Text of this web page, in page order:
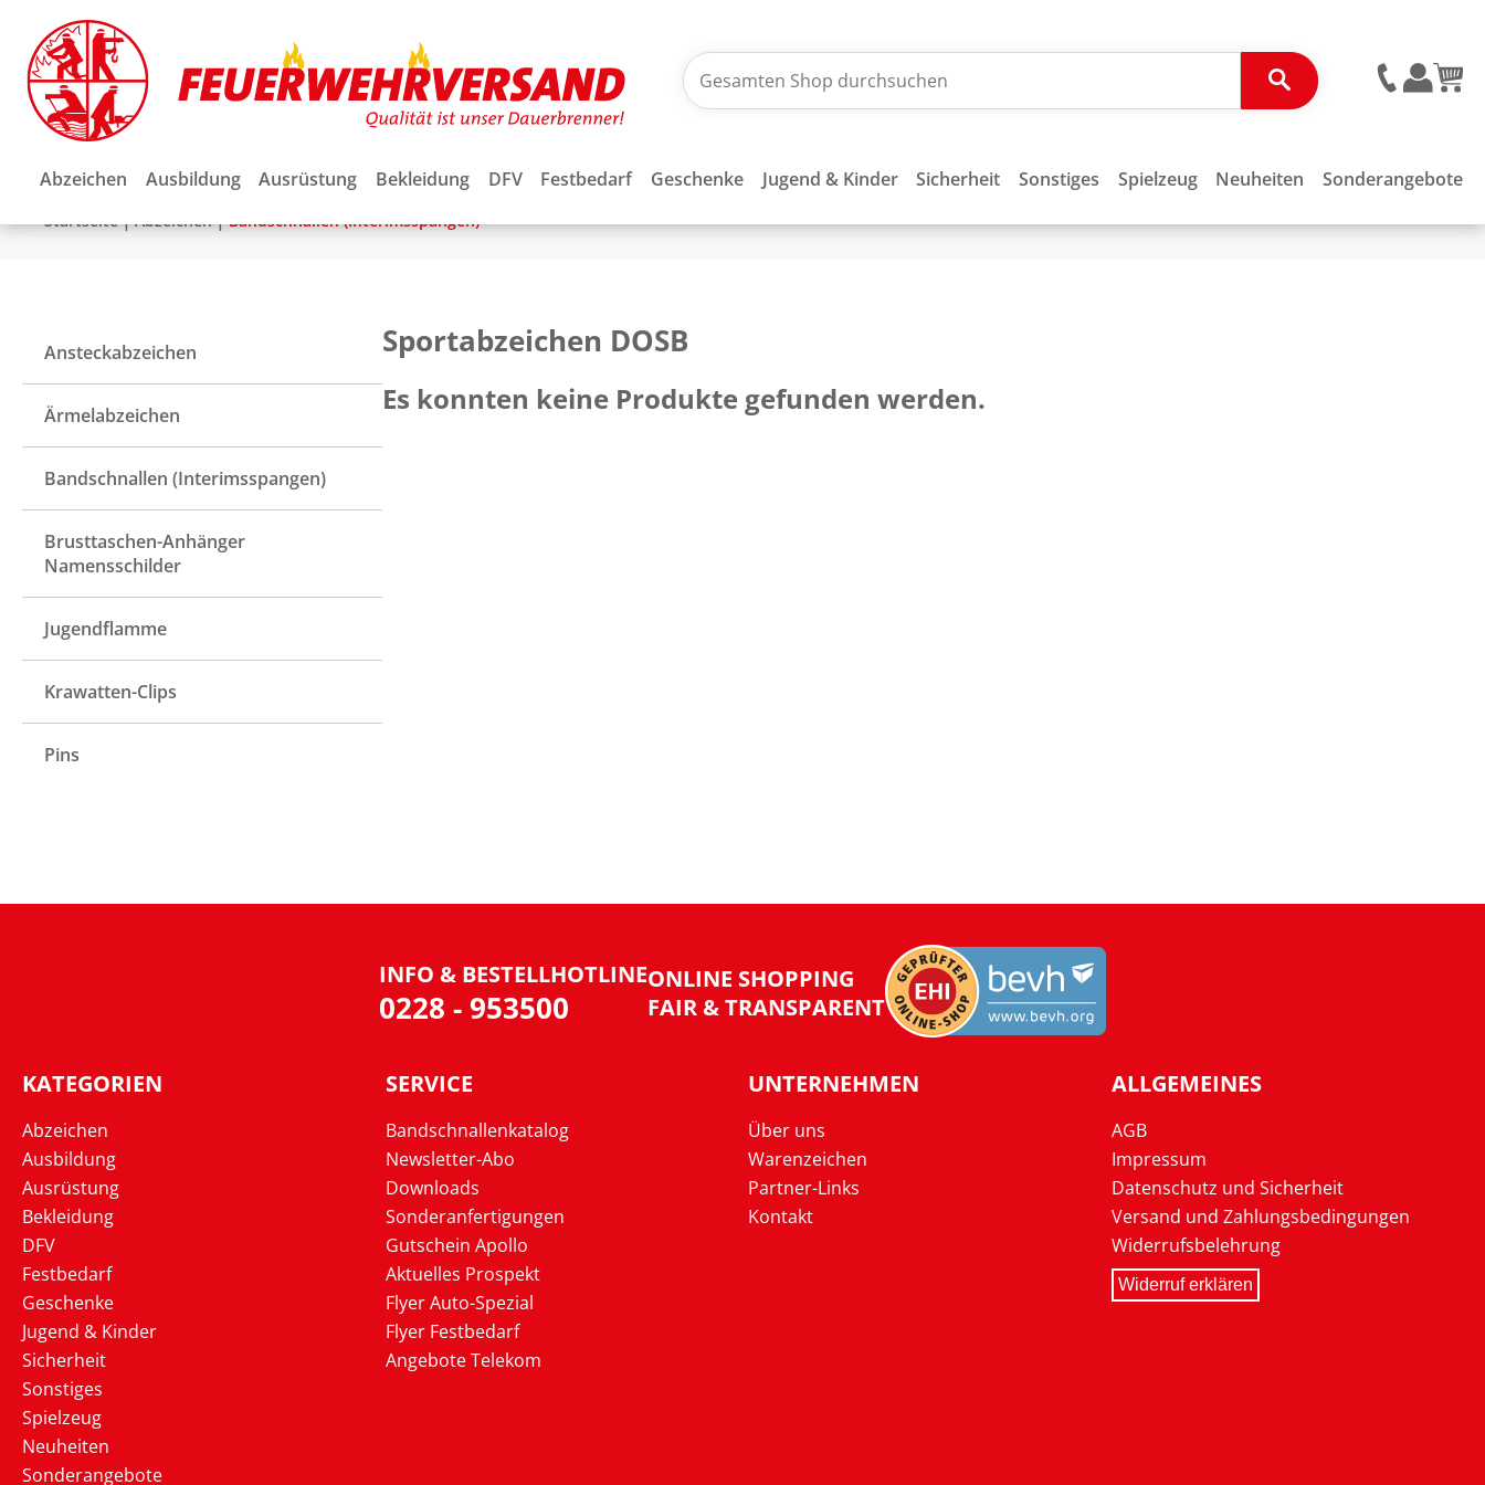
Abzeichen Ausbildung Ausrüstung Bekleidung DFV Festbedarf Geschenke Jugend & Kinder Sicherheit Sonstiges Spielzeug Neuheiten Sonderangebote
Startseite|Abzeichen|Bandschnallen (Interimsspangen)
Ansteckabzeichen
Ärmelabzeichen
Bandschnallen (Interimsspangen)
Brusttaschen-Anhänger
Namensschilder
Jugendflamme
Krawatten-Clips
Pins
Sportabzeichen DOSB
Es konnten keine Produkte gefunden werden.
INFO & BESTELLHOTLINE
0228 - 953500
ONLINE SHOPPING
FAIR & TRANSPARENT
KATEGORIEN
Abzeichen
Ausbildung
Ausrüstung
Bekleidung
DFV
Festbedarf
Geschenke
Jugend & Kinder
Sicherheit
Sonstiges
Spielzeug
Neuheiten
Sonderangebote
SERVICE
Bandschnallenkatalog
Newsletter-Abo
Downloads
Sonderanfertigungen
Gutschein Apollo
Aktuelles Prospekt
Flyer Auto-Spezial
Flyer Festbedarf
Angebote Telekom
UNTERNEHMEN
Über uns
Warenzeichen
Partner-Links
Kontakt
ALLGEMEINES
AGB
Impressum
Datenschutz und Sicherheit
Versand und Zahlungsbedingungen
Widerrufsbelehrung
Widerruf erklären